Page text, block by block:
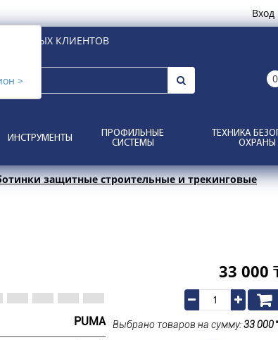
>
Вход
КЛИЕНТОВ
0
ИНСТРУМЕНТЫ
ПРОФИЛЬНЫЕ
СИСТЕМЫ
ТЕХНИКА
ОХРАНЫ
защитные строительные и трекинговые
PUMA
33 000
Выбрано товаров на сумму:33 000